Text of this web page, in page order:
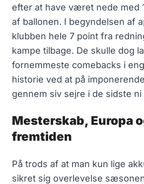
efter at have været nede med
af ballonen. I begyndelsen af
klubben hele 7 point fra
kampe tilbage. De skulle dog
fornemmeste comebacks i
historie ved at på
gennem siv sejre i de sidste ni
Mesterskab, Europa
fremtiden
På trods af at man kun lige
sikret sig overlevelse